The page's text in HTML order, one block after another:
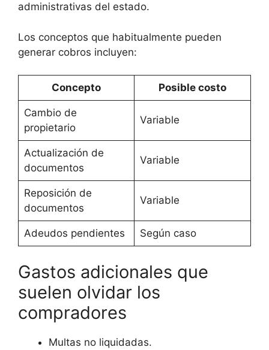
administrativas del estado.
Los conceptos que habitualmente pueden
generar cobros incluyen:
Concepto Posible costo
Cambio de
propietario
Variable
Actualización de
documentos
Variable
Reposición de
documentos
Variable
Adeudos pendientes Según caso
Gastos adicionales que
suelen olvidar los
compradores
Multas no liquidadas.